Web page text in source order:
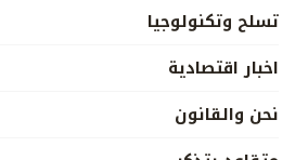
تسلح وتكنولوجيا
اخبار اقتصادية
نحن والقانون